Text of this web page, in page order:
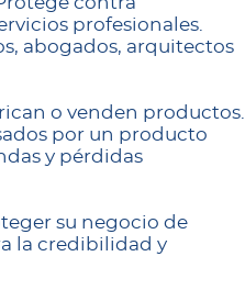
profesionales.
abogados, arquitectos
o venden productos.
por un producto
y pérdidas
su negocio de
la credibilidad y